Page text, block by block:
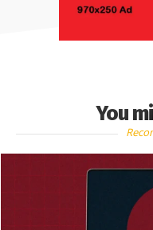
You